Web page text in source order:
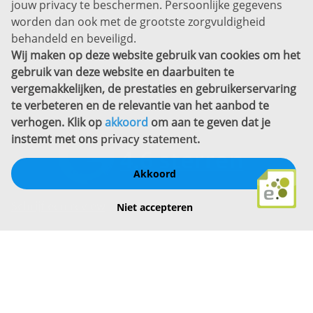
Sitemap
Copyright
Bekijk ook eens
jouw privacy te beschermen. Persoonlijke gegevens
worden dan ook met de grootste zorgvuldigheid
behandeld en beveiligd.
Wij maken op deze website gebruik van cookies om het
gebruik van deze website en daarbuiten te
vergemakkelijken, de prestaties en gebruikerservaring
te verbeteren en de relevantie van het aanbod te
verhogen. Klik opakkoord om aan te geven dat je
instemt met ons privacy statement.
Akkoord
Niet accepteren